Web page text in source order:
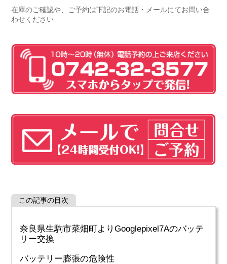
在庫のご確認や、ご予約は下記のお電話・メールにてお問い合
わせください
この記事の目次
奈良県生駒市菜畑町よりGooglepixel7Aのバッテ
リー交換
バッテリー膨張の危険性